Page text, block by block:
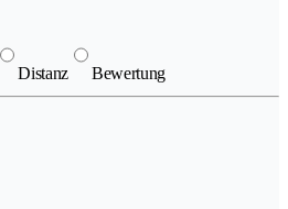
Distanz Bewertung